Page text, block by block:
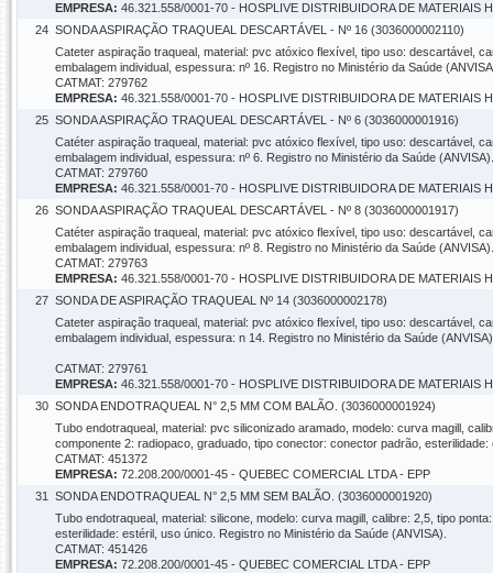
EMPRESA: 46.321.558/0001-70 - HOSPLIVE DISTRIBUIDORA DE MATERIAIS
24 SONDA ASPIRAÇÃO TRAQUEAL DESCARTÁVEL - Nº 16 (3036000002110)
Cateter aspiração traqueal, material: pvc atóxico flexível, tipo uso: descartável,
embalagem individual, espessura: nº 16. Registro no Ministério da Saúde
CATMAT: 279762
EMPRESA: 46.321.558/0001-70 - HOSPLIVE DISTRIBUIDORA DE MATERIAIS
25 SONDA ASPIRAÇÃO TRAQUEAL DESCARTÁVEL - Nº 6 (3036000001916)
Catéter aspiração traqueal, material: pvc atóxico flexível, tipo uso: descartável,
embalagem individual, espessura: nº 6. Registro no Ministério da Saúde (ANVISA).
CATMAT: 279760
EMPRESA: 46.321.558/0001-70 - HOSPLIVE DISTRIBUIDORA DE MATERIAIS
26 SONDA ASPIRAÇÃO TRAQUEAL DESCARTÁVEL - Nº 8 (3036000001917)
Catéter aspiração traqueal, material: pvc atóxico flexível, tipo uso: descartável,
embalagem individual, espessura: nº 8. Registro no Ministério da Saúde (ANVISA).
CATMAT: 279763
EMPRESA: 46.321.558/0001-70 - HOSPLIVE DISTRIBUIDORA DE MATERIAIS
27 SONDA DE ASPIRAÇÃO TRAQUEAL Nº 14 (3036000002178)
Cateter aspiração traqueal, material: pvc atóxico flexível, tipo uso: descartável,
embalagem individual, espessura: n 14. Registro no Ministério da Saúde
CATMAT: 279761
EMPRESA: 46.321.558/0001-70 - HOSPLIVE DISTRIBUIDORA DE MATERIAIS
30 SONDA ENDOTRAQUEAL N° 2,5 MM COM BALÃO. (3036000001924)
Tubo endotraqueal, material: pvc siliconizado aramado, modelo: curva magill,
componente 2: radiopaco, graduado, tipo conector: conector padrão,
CATMAT: 451372
EMPRESA: 72.208.200/0001-45 - QUEBEC COMERCIAL LTDA - EPP
31
SONDA ENDOTRAQUEAL N° 2,5 MM SEM BALÃO. (3036000001920)
Tubo endotraqueal, material: silicone, modelo: curva magill, calibre: 2,5, tipo
esterilidade: estéril, uso único. Registro no Ministério da Saúde (ANVISA).
CATMAT: 451426
EMPRESA: 72.208.200/0001-45 - QUEBEC COMERCIAL LTDA - EPP